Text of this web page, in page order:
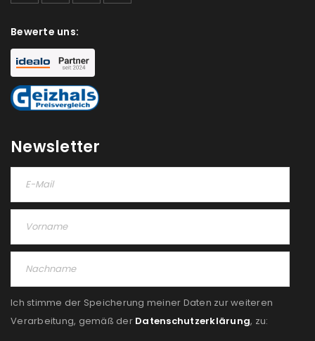
Bewerte uns:
Newsletter
Ich stimme der Speicherung meiner Daten zur weiteren
Verarbeitung, gemäß der Datenschutzerklärung, zu: